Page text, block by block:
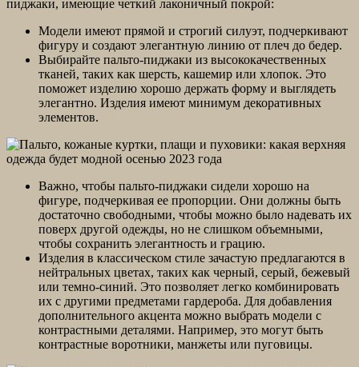
пиджаки, имеющие четкий лаконичный покрой:
Модели имеют прямой и строгий силуэт, подчеркивают
фигуру и создают элегантную линию от плеч до бедер.
Выбирайте пальто-пиджаки из высококачественных
тканей, таких как шерсть, кашемир или хлопок. Это
поможет изделию хорошо держать форму и выглядеть
элегантно. Изделия имеют минимум декоративных
элементов.
Важно, чтобы пальто-пиджаки сидели хорошо на
фигуре, подчеркивая ее пропорции. Они должны быть
достаточно свободными, чтобы можно было надевать их
поверх другой одежды, но не слишком объемными,
чтобы сохранить элегантность и грацию.
Изделия в классическом стиле зачастую предлагаются в
нейтральных цветах, таких как черный, серый, бежевый
или темно-синий. Это позволяет легко комбинировать
их с другими предметами гардероба. Для добавления
дополнительного акцента можно выбрать модели с
контрастными деталями. Например, это могут быть
контрастные воротники, манжеты или пуговицы.